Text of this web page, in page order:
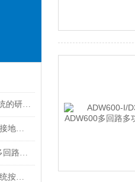
浅谈MW级集装箱式电池储能系统的研究现状与应用探究
简析剩余电流动作保护装置在防接地短路火灾中的应用
安科瑞 ADW600 系列：低压侧多回路计量专用智能仪表
浅谈地铁应急照明及疏散指示系统按新国标的设计和选型